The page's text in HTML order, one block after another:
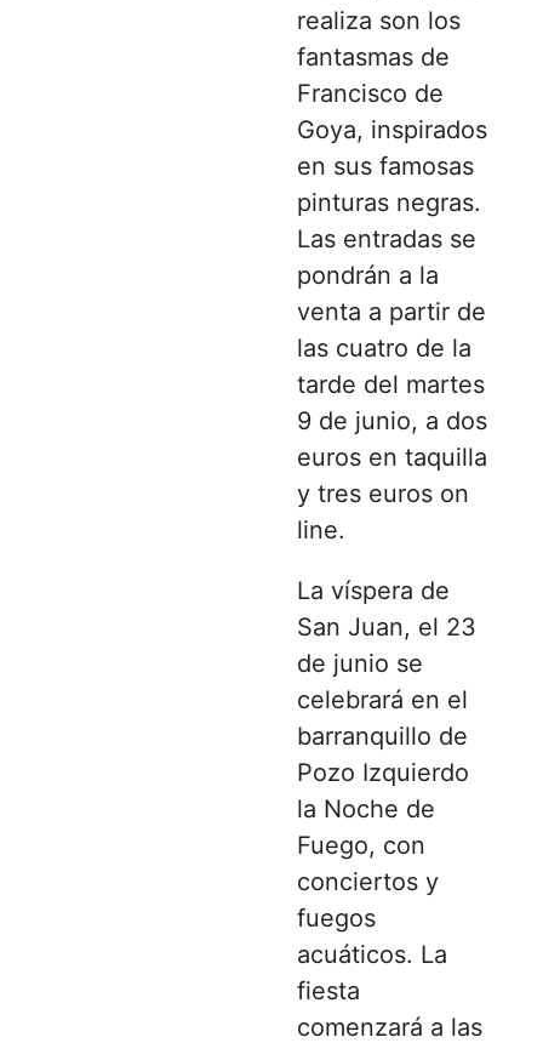
realiza son los
fantasmas de
Francisco de
Goya, inspirados
en sus famosas
pinturas negras.
Las entradas se
pondrán a la
venta a partir de
las cuatro de la
tarde del martes
9 de junio, a dos
euros en taquilla
y tres euros on
line.
La víspera de
San Juan, el 23
de junio se
celebrará en el
barranquillo de
Pozo Izquierdo
la Noche de
Fuego, con
conciertos y
fuegos
acuáticos. La
fiesta
comenzará a las